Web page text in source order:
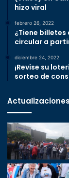
hizo viral
febrero 26, 2022
¿Tiene billetes
circular a
diciembre 24, 2022
¡Revise su
sorteo de
Actualizaciones